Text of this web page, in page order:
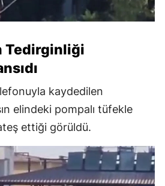
Tedirginliği
kaydedilen
elindeki pompalı tüfekle
ettiği görüldü.